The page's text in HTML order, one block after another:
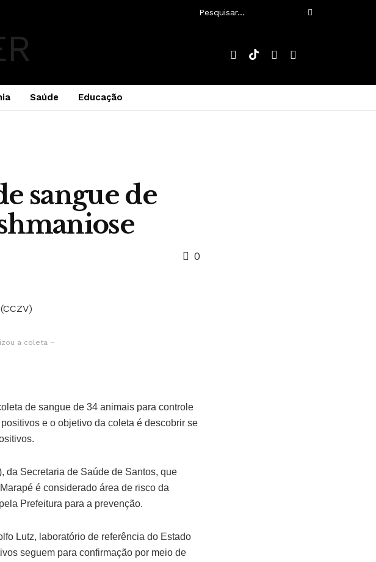
Saúde Educação
sangue de
0
a coleta –
de sangue de 34 animais para controle
e o objetivo da coleta é descobrir se
da Secretaria de Saúde de Santos, que
é considerado área de risco da
Prefeitura para a prevenção.
Lutz, laboratório de referência do Estado
seguem para confirmação por meio de